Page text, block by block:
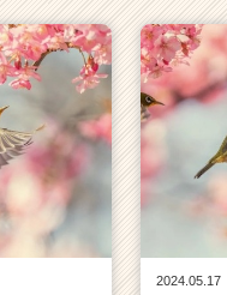
2024.05.17